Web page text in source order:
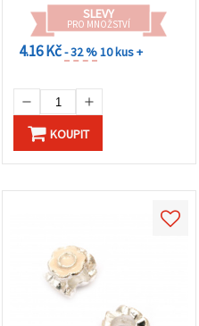
SLEVY
PRO MNOŽSTVÍ
4.16 Kč- 32 %10 kus +
KOUPIT